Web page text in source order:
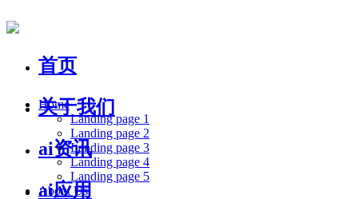
首页
关于我们
ai资讯
ai应用
Home
Landing page 1
Landing page 2
Landing page 3
Landing page 4
Landing page 5
About Us